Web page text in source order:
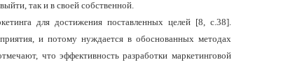
так и в своей собственной.
для достижения поставленных целей [8, с.38].
и потому нуждается в обоснованных методах
что эффективность разработки маркетинговой